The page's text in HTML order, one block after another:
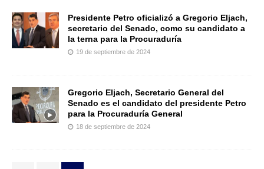
Presidente Petro oficializó a Gregorio Eljach,
secretario del Senado, como su candidato a
la terna para la Procuraduría
19 de septiembre de 2024
Gregorio Eljach, Secretario General del
Senado es el candidato del presidente Petro
para la Procuraduría General
18 de septiembre de 2024